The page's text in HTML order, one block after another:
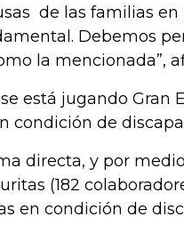
de las familias en
Debemos
la mencionada”,
está jugando Gran
condición de
directa, y por
(182
en condición de